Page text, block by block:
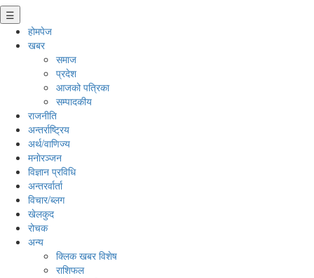
☰
होमपेज
खबर
समाज
प्रदेश
आजको पत्रिका
सम्पादकीय
राजनीति
अन्तर्राष्ट्रिय
अर्थ/वाणिज्य
मनाेरञ्जन
विज्ञान प्रविधि
अन्तरर्वार्ता
विचार/ब्लग
खेलकुद
रोचक
अन्य
क्लिक खबर विशेष
राशिफल